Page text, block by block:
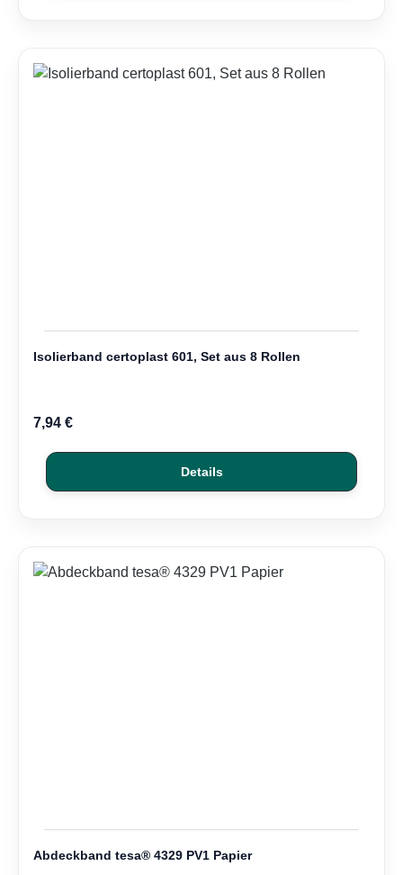
Isolierband certoplast 601, Set aus 8 Rollen
7,94 €
Details
Abdeckband tesa® 4329 PV1 Papier